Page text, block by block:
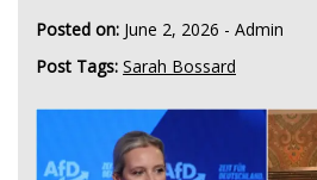
Posted on: June 2, 2026 - Admin
Post Tags: Sarah Bossard